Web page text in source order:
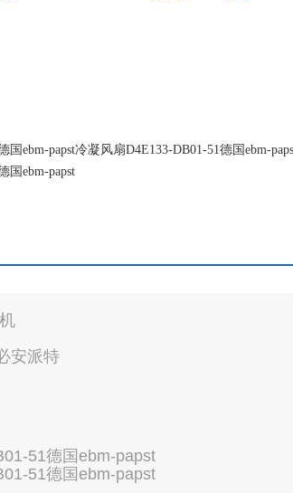
国ebm-papst冷凝风扇D4E133-DB01-51德国ebm-
国ebm-papst
安派特
51德国ebm-papst
51德国ebm-papst